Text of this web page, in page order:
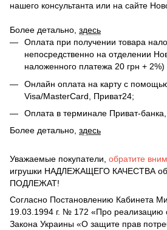
нашего консультанта или на сайте
Более детально, здесь
Оплата при получении товара
непосредственно на отделении
наложенного платежа 20 грн + 2%)
Онлайн оплата на карту с
Visa/MasterCard, Приват24;
Оплата в терминале Приват-банка,
Более детально, здесь
Уважаемые покупатели, обратите
игрушки НАДЛЕЖАЩЕГО КАЧЕСТВА
ПОДЛЕЖАТ!
Согласно Постановлению Кабинета
19.03.1994 г. № 172 «Про реализацию
Закона Украины «О защите прав